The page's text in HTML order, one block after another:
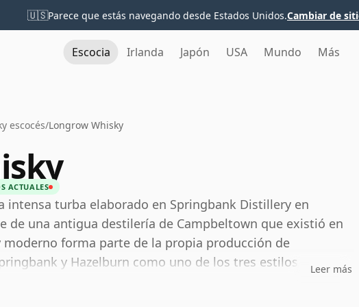
🇺🇸Parece que estás navegando desde Estados Unidos.Cambiar de
Escocia Irlanda Japón USA Mundo Más
escocés/Longrow Whisky
ACTUALES
intensa turba elaborado en Springbank Distillery en
de una antigua destilería de Campbeltown que existió en
forma parte de la propia producción de
y Hazelburn como uno de los tres estilos
Leer más